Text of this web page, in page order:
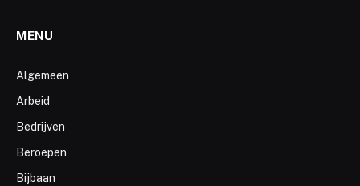
MENU
Algemeen
Arbeid
Bedrijven
Beroepen
Bijbaan